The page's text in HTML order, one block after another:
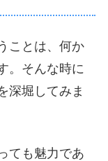
ことは、何か
。そんな時に
深堀してみま
ても魅力であ